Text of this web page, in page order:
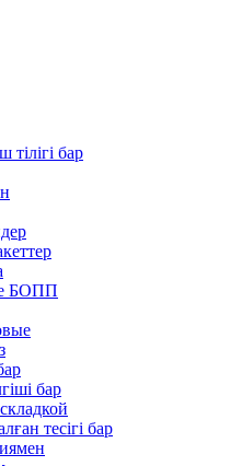
бар
БОПП
бар
тесігі бар